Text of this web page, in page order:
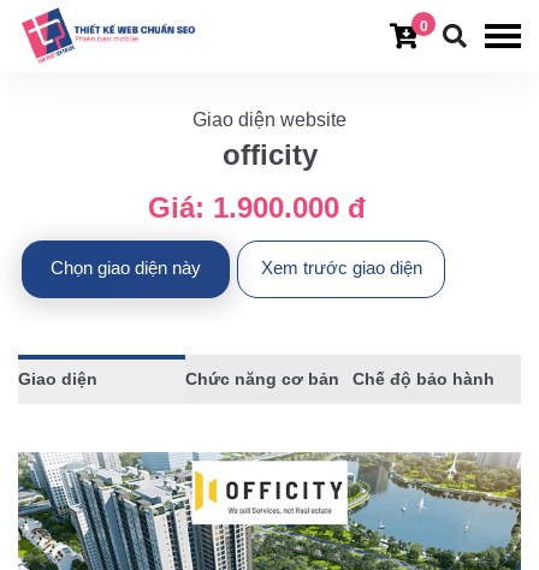
0
Giao diện website
officity
Giá: 1.900.000 đ
Chọn giao diện này Xem trước giao diện
Giao diện Chức năng cơ bản Chế độ bảo hành